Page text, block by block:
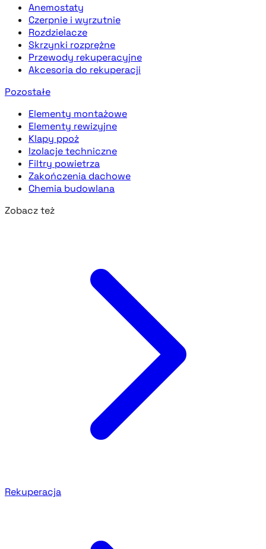
Anemostaty
Czerpnie i wyrzutnie
Rozdzielacze
Skrzynki rozprężne
Przewody rekuperacyjne
Akcesoria do rekuperacji
Pozostałe
Elementy montażowe
Elementy rewizyjne
Klapy ppoż
Izolacje techniczne
Filtry powietrza
Zakończenia dachowe
Chemia budowlana
Zobacz też
Rekuperacja